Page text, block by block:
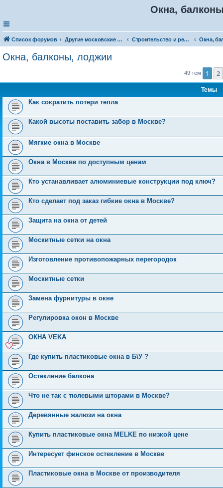
Окна,
Список форумов Другие московские товары и услуги Строительство и ремонт
Окна, балконы, лоджии
49 тем 1 2
Темы
Как сократить потери тепла
Какой высоты поставить забор в Москве?
Мягкие окна в Москве
Окна в Москве по доступным ценам
Кто устанавливает алюминиевые конструкции под ключ?
Кто сделает под заказ гибкие окна в Москве?
Защита на окна от детей
Москитные сетки на окна
Изготовление противопожарных перегородок
Москитные сетки
Замена фурнитуры в окне
Регулировка окон в Москве
ОКНА VEKA
Где купить пластиковые окна в Б\У ?
Остекление балкона
Что не так с тюлевыми шторами в Москве?
Деревянные жалюзи на окна
Купить пластиковые окна MELKE по низкой цене
Интересует финское остекление в Москве
Пластиковые окна в Москве от производителя